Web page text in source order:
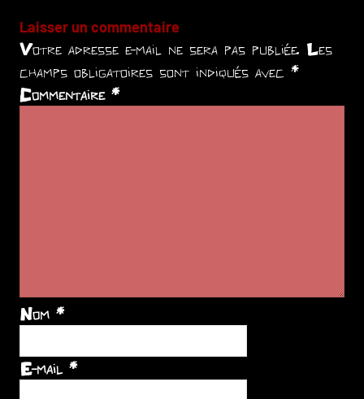
Laisser un commentaire
Votre adresse e-mail ne sera pas publiée. Les
champs obligatoires sont indiqués avec *
Commentaire *
Nom *
E-mail *